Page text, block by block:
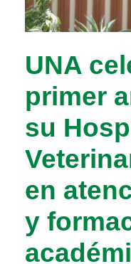
UNA
primer
su
en
y